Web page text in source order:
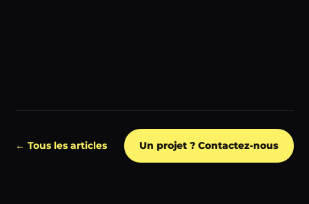
← Tous les articles Un projet ? Contactez-nous